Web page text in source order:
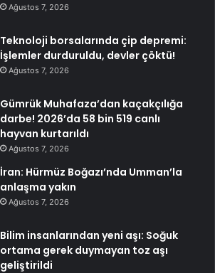
Ağustos 7, 2026
Teknoloji borsalarında çip depremi:
İşlemler durduruldu, devler çöktü!
Ağustos 7, 2026
Gümrük Muhafaza’dan kaçakçılığa
darbe! 2026’da 58 bin 519 canlı
hayvan kurtarıldı
Ağustos 7, 2026
İran: Hürmüz Boğazı’nda Umman’la
anlaşma yakın
Ağustos 7, 2026
Bilim insanlarından yeni aşı: Soğuk
ortama gerek duymayan toz aşı
geliştirildi